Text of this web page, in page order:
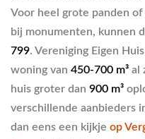
Voor heel grote panden
bij monumenten, kunnen
799. Vereniging Eigen
woning van 450-700 m³ al
huis groter dan 900 m³
verschillende aanbieders
dan eens een kijkje op